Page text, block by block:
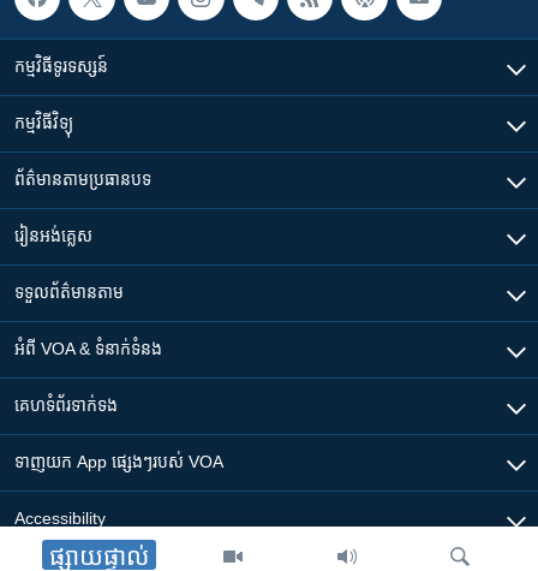
ផ្សាយផ្ទាល់
កម្មវិធី​ទូរទស្សន៍
កម្មវិធី​វិទ្យុ
ព័ត៌មាន​តាមប្រធានបទ​
រៀន​​អង់គ្លេស
ទទួល​ព័ត៌មាន​តាម
អំពី​ VOA & ទំនាក់ទំនង
គេហទំព័រ​​ទាក់ទង
ទាញយក​ App ផ្សេងៗ​របស់​ VOA
Accessibility